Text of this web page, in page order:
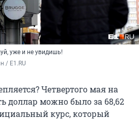
уже и не увидишь!
/ E1.RU
Четвертого мая на
доллар можно было за 68,62
курс, который